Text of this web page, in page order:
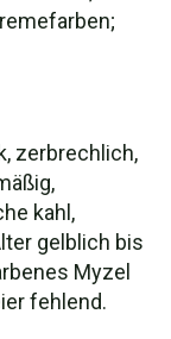
zerbrechlich,
kahl,
gelblich bis
Myzel
fehlend.